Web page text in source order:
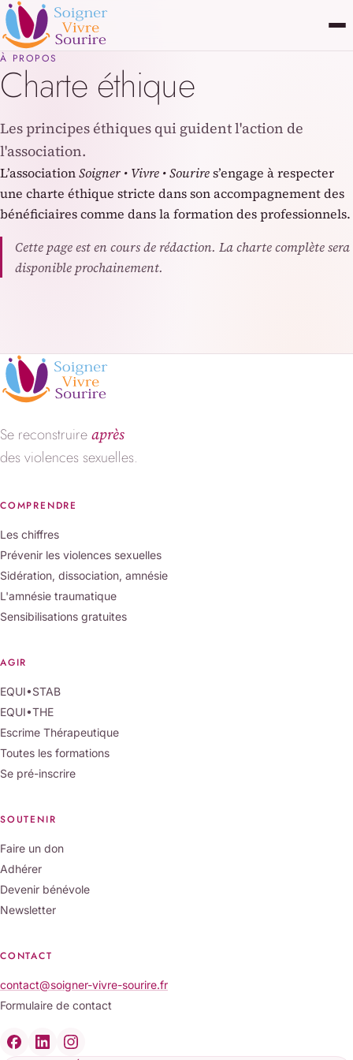
Aller au contenu principal
À PROPOS
Charte éthique
Les principes éthiques qui guident l'action de
l'association.
L’associationSoigner • Vivre • Sourires’engage à respecter
une charte éthique stricte dans son accompagnement des
bénéficiaires comme dans la formation des professionnels.
Cette page est en cours de rédaction. La charte complète sera
disponible prochainement.
Se reconstruire après
des violences sexuelles.
COMPRENDRE
Les chiffres
Prévenir les violences sexuelles
Sidération, dissociation, amnésie
L'amnésie traumatique
Sensibilisations gratuites
AGIR
EQUI•STAB
EQUI•THE
Escrime Thérapeutique
Toutes les formations
Se pré-inscrire
SOUTENIR
Faire un don
Adhérer
Devenir bénévole
Newsletter
CONTACT
contact@soigner-vivre-sourire.fr
Formulaire de contact
(nouvelle fenêtre)
(nouvelle fenêtre)
(nouvelle fenêtre)